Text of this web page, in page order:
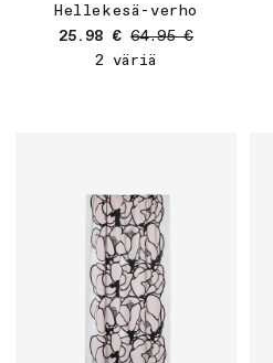
Hellekesä-verho
Myyntihinta
25.98 € Normaalihinta
64.95 €
2 väriä